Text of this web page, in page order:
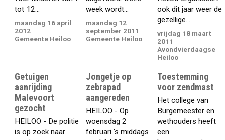
tot 12...
maandag 16 april
2012
Gemeente Heiloo
week wordt...
maandag 12
september 2011
Gemeente Heiloo
ook dit jaar weer de
gezellige...
vrijdag 18 maart
2011
Avondvierdaagse
Heiloo
Getuigen
aanrijding
Malevoort
gezocht
HEILOO - De politie
is op zoek naar
Jongetje op
zebrapad
aangereden
HEILOO - Op
woensdag 2
februari 's middags
Toestemming
voor zendmast
Het college van
Burgemeester en
wethouders heeft
een